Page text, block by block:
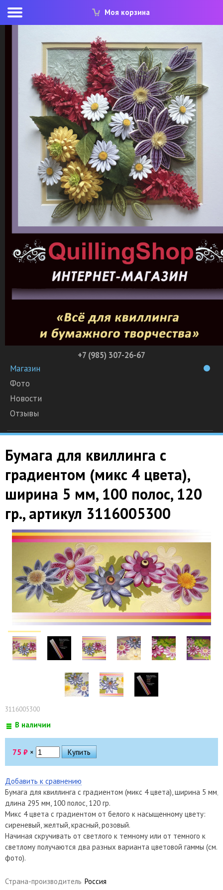
Моя корзина
+7 (985) 307-26-67
Магазин
Фото
Новости
Отзывы
Бумага для квиллинга с
градиентом (микс 4 цвета),
ширина 5 мм, 100 полос, 120
гр., артикул 3116005300
3116005300
В наличии
75 ₽ ×
Добавить к сравнению
Бумага для квиллинга с градиентом (микс 4 цвета), ширина 5 мм,
длина 295 мм, 100 полос, 120 гр.
Микс 4 цвета с градиентом от белого к насыщенному цвету:
сиреневый, желтый, красный, розовый.
Начиная скручивать от светлого к темному или от темного к
светлому получаются два разных варианта цветовой гаммы (см.
фото).
Страна-производитель Россия